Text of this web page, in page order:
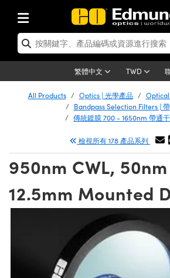
繁體中文 TWD
| 光學產品
| 反射鏡
Diffusers | 窗鏡或擴散片
Optics | 偏振光學元件
| 分光鏡
| 繞射光柵
| 光學組装
Optics | 雷射光學
| 雷射透鏡
| 超快光學
器
Assemblies | 雷射光學元件組
Shaping | 雷射光束整形
| 光機組件
System | 光學籠式系統
Mounts | 台式光學安裝座
and Breadboards | 光學平臺
| 電動平臺
and Slides | 平臺和滑塊
| 光圈類
| 顯微鏡
| Mitutoyo 物鏡
| Olympus 物鏡
| Nikon 物鏡
| ZEISS 物鏡
Upright Microscopes
Objectives | 有限共軛物鏡
| 反射物鏡
| 雷射
and Electronics | 雷射
| 雷射用光機模組
| 實驗室和生產線
Lenses | 成像鏡頭
Lenses | 定焦鏡頭
| 遠心鏡頭
(S-Mount Lenses) | M12 鏡頭 (S
Magnification Lenses
Lenses for Harsh Environments
and Advanced
| 影視製作和高級攝影
| 相機
Cameras | Gigabit乙太網相
Cameras | Teledyne Dalsa
Microscopy Cameras
Cameras | Allied Vision 相機
| Basler 相機
Cameras | IDS 相機
and Illumination | 照明
Lighting | 機器視覺光源
Lighting |顯微鏡照明
Lighting | 寬譜光源
Sources | 其他光源
Accessories | 光源配件
Targets | 測試板
Targets | 解析度測試板
Targets | 畸變測試版
& Stage Micrometers | 圖像
Level Test Targets | 色卡測試板
and Detection | 測試與監測
| 光學度量
Solutions | 機器視覺方案
測器
放大器
and Roughness Standards | 表
and Production | 實驗室和生產
| 清潔用品
Handling Tools | 零件夾持用品
| 光學膠
Accessories | UV固化設備
應用選購
Imaging
By Brand
Products | 新品專區
Lenses
and Detection
Production
| 清倉品
| 清倉光學產品
| 清倉光機組件
| 清倉顯微鏡
Lenses | 清倉成像鏡頭
| 清倉照明
Products | 重新認證產
| 重新認證光學產品
| 重新認證光機
| 重新認證雷射
| 重新認證顯微鏡
Lenses | 重新認證成像鏡
| 重新認證相機
| 重新認證照明
All Products Optics | 光學產品
Optical
Bandpass Selection Filters |
傳統鍍膜 700 - 1650nm 帶通
檢視所有 178 產品系列
950nm CWL,
12.5mm Mounted